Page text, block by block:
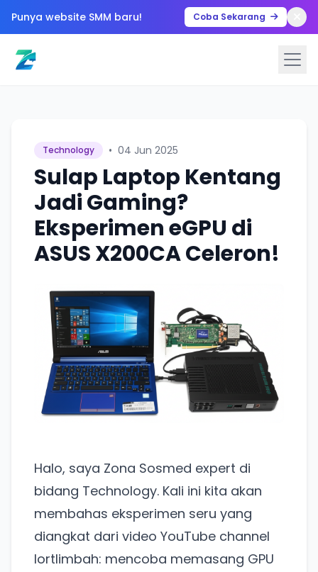
Punya website SMM baru! Coba Sekarang
Technology • 04 Jun 2025
Sulap Laptop Kentang
Jadi Gaming?
Eksperimen eGPU di
ASUS X200CA Celeron!
Halo, saya Zona Sosmed expert di
bidang Technology. Kali ini kita akan
membahas eksperimen seru yang
diangkat dari video YouTube channel
lortlimbah: mencoba memasang GPU